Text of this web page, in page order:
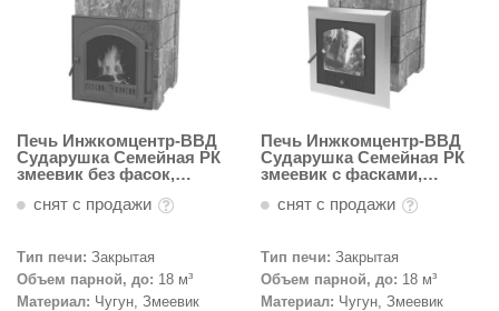
Печь Инжкомцентр-ВВД
Сударушка Семейная РК
змеевик без фасок,
чугунной дверью
снят с продажи
Тип печи: Закрытая
Объем парной, до: 18 м³
Материал: Чугун, Змеевик
Печь Инжкомцентр-ВВД
Сударушка Семейная РК
змеевик с фасками,
дверца
снят с продажи
Тип печи: Закрытая
Объем парной, до: 18 м³
Материал: Чугун, Змеевик